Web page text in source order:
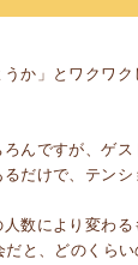
か」とワクワ
んですが、ゲス
だけで、テンシ
数により変わる
と、どのくら